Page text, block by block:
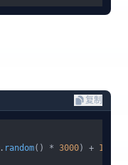
复制
. random() * 3000) + 1000